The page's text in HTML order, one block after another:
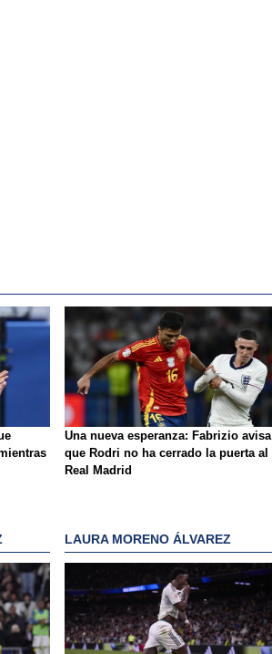
Una nueva esperanza: Fabrizio avisa
que Rodri no ha cerrado la puerta al
Real Madrid
LAURA MORENO ÁLVAREZ